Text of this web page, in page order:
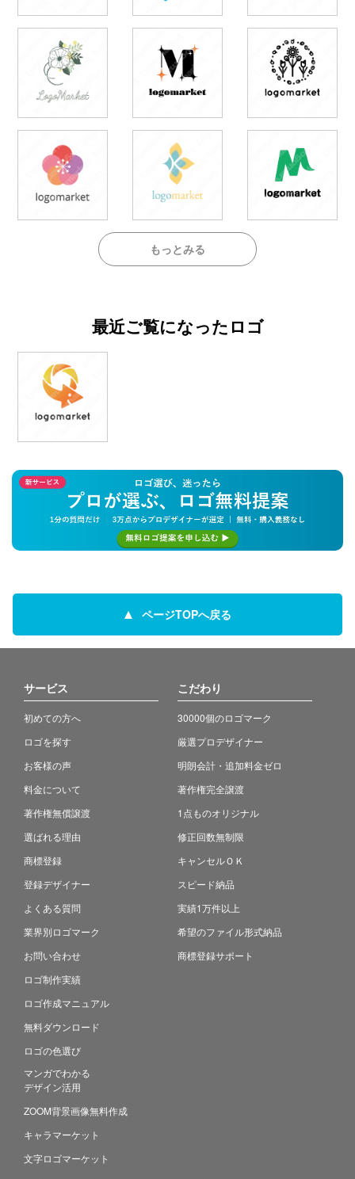
もっとみる
最近ご覧になったロゴ
ページTOPへ戻る
サービス
初めての方へ
ロゴを探す
お客様の声
料金について
著作権無償譲渡
選ばれる理由
商標登録
登録デザイナー
よくある質問
業界別ロゴマーク
お問い合わせ
ロゴ制作実績
ロゴ作成マニュアル
無料ダウンロード
ロゴの色選び
マンガでわかる
デザイン活用
ZOOM背景画像無料作成
キャラマーケット
文字ロゴマーケット
こだわり
30000個のロゴマーク
厳選プロデザイナー
明朗会計・追加料金ゼロ
著作権完全譲渡
1点ものオリジナル
修正回数無制限
キャンセルＯＫ
スピード納品
実績1万件以上
希望のファイル形式納品
商標登録サポート